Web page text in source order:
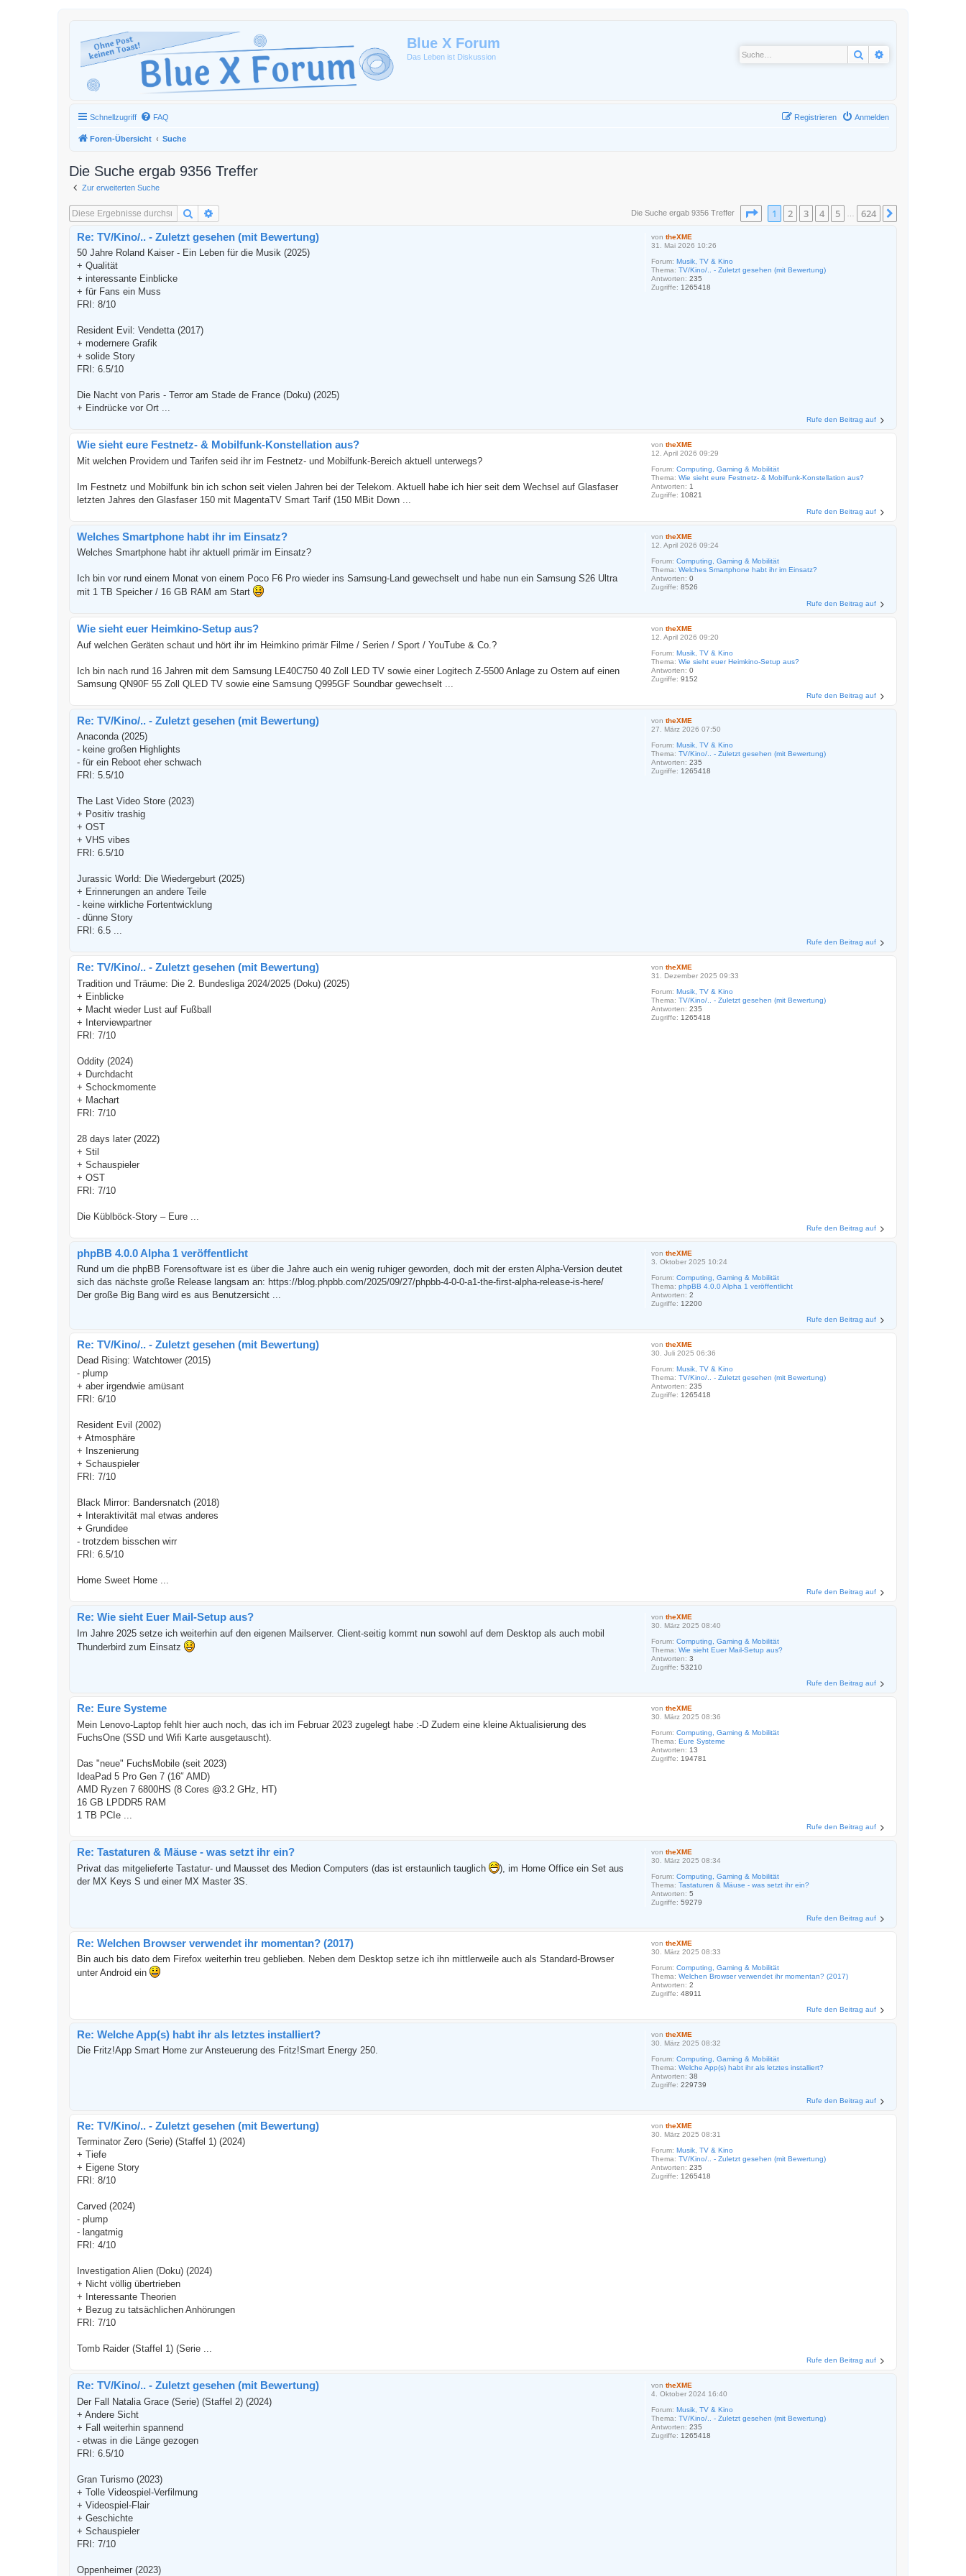
Blue X Forum
Das Leben ist Diskussion Suche
Schnellzugriff FAQ Anmelden
Registrieren
Foren-Übersicht Suche
Die Suche ergab 9356 Treffer
Zur erweiterten Suche
Suche Die Suche ergab 9356 Treffer Seite von624
1 2 3 4 5 624
von theXME
31. Mai 2026 10:26
Forum: Musik, TV & Kino
Thema: TV/Kino/.. - Zuletzt gesehen (mit Bewertung)
Antworten: 235
Zugriffe: 1265418
Re: TV/Kino/.. - Zuletzt gesehen (mit Bewertung)
50 Jahre Roland Kaiser - Ein Leben für die Musik (2025)
+ Qualität
+ interessante Einblicke
+ für Fans ein Muss
FRI: 8/10
Resident Evil: Vendetta (2017)
+ modernere Grafik
+ solide Story
FRI: 6.5/10
Die Nacht von Paris - Terror am Stade de France (Doku) (2025)
+ Eindrücke vor Ort ...
Rufe den Beitrag auf
von theXME
12. April 2026 09:29
Forum: Computing, Gaming & Mobilität
Thema: Wie sieht eure Festnetz- & Mobilfunk-Konstellation aus?
Antworten: 1
Zugriffe: 10821
Wie sieht eure Festnetz- & Mobilfunk-Konstellation aus?
Mit welchen Providern und Tarifen seid ihr im Festnetz- und Mobilfunk-Bereich aktuell unterwegs?
Im Festnetz und Mobilfunk bin ich schon seit vielen Jahren bei der Telekom. Aktuell habe ich hier seit dem Wechsel auf Glasfaser
letzten Jahres den Glasfaser 150 mit MagentaTV Smart Tarif (150 MBit Down ...
Rufe den Beitrag auf
von theXME
12. April 2026 09:24
Forum: Computing, Gaming & Mobilität
Thema: Welches Smartphone habt ihr im Einsatz?
Antworten: 0
Zugriffe: 8526
Welches Smartphone habt ihr im Einsatz?
Welches Smartphone habt ihr aktuell primär im Einsatz?
Ich bin vor rund einem Monat von einem Poco F6 Pro wieder ins Samsung-Land gewechselt und habe nun ein Samsung S26 Ultra
mit 1 TB Speicher / 16 GB RAM am Start
Rufe den Beitrag auf
von theXME
12. April 2026 09:20
Forum: Musik, TV & Kino
Thema: Wie sieht euer Heimkino-Setup aus?
Antworten: 0
Zugriffe: 9152
Wie sieht euer Heimkino-Setup aus?
Auf welchen Geräten schaut und hört ihr im Heimkino primär Filme / Serien / Sport / YouTube & Co.?
Ich bin nach rund 16 Jahren mit dem Samsung LE40C750 40 Zoll LED TV sowie einer Logitech Z-5500 Anlage zu Ostern auf einen
Samsung QN90F 55 Zoll QLED TV sowie eine Samsung Q995GF Soundbar gewechselt ...
Rufe den Beitrag auf
von theXME
27. März 2026 07:50
Forum: Musik, TV & Kino
Thema: TV/Kino/.. - Zuletzt gesehen (mit Bewertung)
Antworten: 235
Zugriffe: 1265418
Re: TV/Kino/.. - Zuletzt gesehen (mit Bewertung)
Anaconda (2025)
- keine großen Highlights
- für ein Reboot eher schwach
FRI: 5.5/10
The Last Video Store (2023)
+ Positiv trashig
+ OST
+ VHS vibes
FRI: 6.5/10
Jurassic World: Die Wiedergeburt (2025)
+ Erinnerungen an andere Teile
- keine wirkliche Fortentwicklung
- dünne Story
FRI: 6.5 ...
Rufe den Beitrag auf
von theXME
31. Dezember 2025 09:33
Forum: Musik, TV & Kino
Thema: TV/Kino/.. - Zuletzt gesehen (mit Bewertung)
Antworten: 235
Zugriffe: 1265418
Re: TV/Kino/.. - Zuletzt gesehen (mit Bewertung)
Tradition und Träume: Die 2. Bundesliga 2024/2025 (Doku) (2025)
+ Einblicke
+ Macht wieder Lust auf Fußball
+ Interviewpartner
FRI: 7/10
Oddity (2024)
+ Durchdacht
+ Schockmomente
+ Machart
FRI: 7/10
28 days later (2022)
+ Stil
+ Schauspieler
+ OST
FRI: 7/10
Die Küblböck-Story – Eure ...
Rufe den Beitrag auf
von theXME
3. Oktober 2025 10:24
Forum: Computing, Gaming & Mobilität
Thema: phpBB 4.0.0 Alpha 1 veröffentlicht
Antworten: 2
Zugriffe: 12200
phpBB 4.0.0 Alpha 1 veröffentlicht
Rund um die phpBB Forensoftware ist es über die Jahre auch ein wenig ruhiger geworden, doch mit der ersten Alpha-Version deutet
sich das nächste große Release langsam an: https://blog.phpbb.com/2025/09/27/phpbb-4-0-0-a1-the-first-alpha-release-is-here/
Der große Big Bang wird es aus Benutzersicht ...
Rufe den Beitrag auf
von theXME
30. Juli 2025 06:36
Forum: Musik, TV & Kino
Thema: TV/Kino/.. - Zuletzt gesehen (mit Bewertung)
Antworten: 235
Zugriffe: 1265418
Re: TV/Kino/.. - Zuletzt gesehen (mit Bewertung)
Dead Rising: Watchtower (2015)
- plump
+ aber irgendwie amüsant
FRI: 6/10
Resident Evil (2002)
+ Atmosphäre
+ Inszenierung
+ Schauspieler
FRI: 7/10
Black Mirror: Bandersnatch (2018)
+ Interaktivität mal etwas anderes
+ Grundidee
- trotzdem bisschen wirr
FRI: 6.5/10
Home Sweet Home ...
Rufe den Beitrag auf
von theXME
30. März 2025 08:40
Forum: Computing, Gaming & Mobilität
Thema: Wie sieht Euer Mail-Setup aus?
Antworten: 3
Zugriffe: 53210
Re: Wie sieht Euer Mail-Setup aus?
Im Jahre 2025 setze ich weiterhin auf den eigenen Mailserver. Client-seitig kommt nun sowohl auf dem Desktop als auch mobil
Thunderbird zum Einsatz
Rufe den Beitrag auf
von theXME
30. März 2025 08:36
Forum: Computing, Gaming & Mobilität
Thema: Eure Systeme
Antworten: 13
Zugriffe: 194781
Re: Eure Systeme
Mein Lenovo-Laptop fehlt hier auch noch, das ich im Februar 2023 zugelegt habe :-D Zudem eine kleine Aktualisierung des
FuchsOne (SSD und Wifi Karte ausgetauscht).
Das "neue" FuchsMobile (seit 2023)
IdeaPad 5 Pro Gen 7 (16″ AMD)
AMD Ryzen 7 6800HS (8 Cores @3.2 GHz, HT)
16 GB LPDDR5 RAM
1 TB PCIe ...
Rufe den Beitrag auf
von theXME
30. März 2025 08:34
Forum: Computing, Gaming & Mobilität
Thema: Tastaturen & Mäuse - was setzt ihr ein?
Antworten: 5
Zugriffe: 59279
Re: Tastaturen & Mäuse - was setzt ihr ein?
Privat das mitgelieferte Tastatur- und Mausset des Medion Computers (das ist erstaunlich tauglich
), im Home Office ein Set aus
der MX Keys S und einer MX Master 3S.
Rufe den Beitrag auf
von theXME
30. März 2025 08:33
Forum: Computing, Gaming & Mobilität
Thema: Welchen Browser verwendet ihr momentan? (2017)
Antworten: 2
Zugriffe: 48911
Re: Welchen Browser verwendet ihr momentan? (2017)
Bin auch bis dato dem Firefox weiterhin treu geblieben. Neben dem Desktop setze ich ihn mittlerweile auch als Standard-Browser
unter Android ein
Rufe den Beitrag auf
von theXME
30. März 2025 08:32
Forum: Computing, Gaming & Mobilität
Thema: Welche App(s) habt ihr als letztes installiert?
Antworten: 38
Zugriffe: 229739
Re: Welche App(s) habt ihr als letztes installiert?
Die Fritz!App Smart Home zur Ansteuerung des Fritz!Smart Energy 250.
Rufe den Beitrag auf
von theXME
30. März 2025 08:31
Forum: Musik, TV & Kino
Thema: TV/Kino/.. - Zuletzt gesehen (mit Bewertung)
Antworten: 235
Zugriffe: 1265418
Re: TV/Kino/.. - Zuletzt gesehen (mit Bewertung)
Terminator Zero (Serie) (Staffel 1) (2024)
+ Tiefe
+ Eigene Story
FRI: 8/10
Carved (2024)
- plump
- langatmig
FRI: 4/10
Investigation Alien (Doku) (2024)
+ Nicht völlig übertrieben
+ Interessante Theorien
+ Bezug zu tatsächlichen Anhörungen
FRI: 7/10
Tomb Raider (Staffel 1) (Serie ...
Rufe den Beitrag auf
von theXME
4. Oktober 2024 16:40
Forum: Musik, TV & Kino
Thema: TV/Kino/.. - Zuletzt gesehen (mit Bewertung)
Antworten: 235
Zugriffe: 1265418
Re: TV/Kino/.. - Zuletzt gesehen (mit Bewertung)
Der Fall Natalia Grace (Serie) (Staffel 2) (2024)
+ Andere Sicht
+ Fall weiterhin spannend
- etwas in die Länge gezogen
FRI: 6.5/10
Gran Turismo (2023)
+ Tolle Videospiel-Verfilmung
+ Videospiel-Flair
+ Geschichte
+ Schauspieler
FRI: 7/10
Oppenheimer (2023)